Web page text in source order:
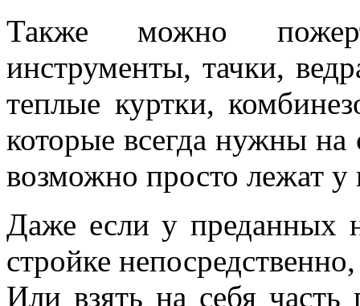
Также можно
инструменты, тачки,
теплые куртки,
которые всегда нужны
возможно просто лежат у
Даже если у преданных
стройке
Или взять на себя часть